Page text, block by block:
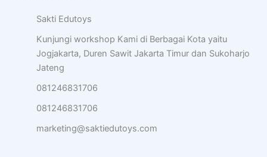
Sakti Edutoys
Kunjungi workshop Kami di Berbagai Kota yaitu
Jogjakarta, Duren Sawit Jakarta Timur dan Sukoharjo
Jateng
081246831706
081246831706
marketing@saktiedutoys.com